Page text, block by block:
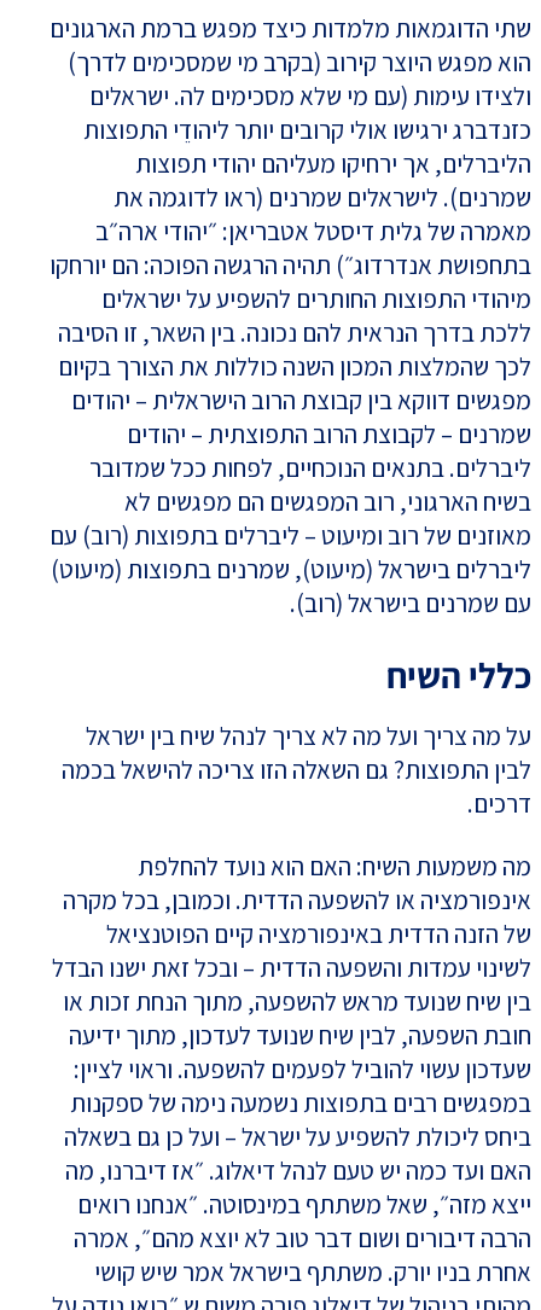
שתי הדוגמאות מלמדות כיצד מפגש ברמת הארגונים
הוא מפגש היוצר קירוב (בקרב מי שמסכימים לדרך)
ולצידו עימות (עם מי שלא מסכימים לה. ישראלים
כזנדברג ירגישו אולי קרובים יותר ליהודֵי התפוצות
הליברלים, אך ירחיקו מעליהם יהודי תפוצות
שמרנים). לישראלים שמרנים (ראו לדוגמה את
מאמרה של גלית דיסטל אטבריאן: ״יהודי ארה״ב
בתחפושת אנדרדוג״) תהיה הרגשה הפוכה: הם יורחקו
מיהודי התפוצות החותרים להשפיע על ישראלים
ללכת בדרך הנראית להם נכונה. בין השאר, זו הסיבה
לכך שהמלצות המכון השנה כוללות את הצורך בקיום
מפגשים דווקא בין קבוצת הרוב הישראלית – יהודים
שמרנים – לקבוצת הרוב התפוצתית – יהודים
ליברלים. בתנאים הנוכחיים, לפחות ככל שמדובר
בשיח הארגוני, רוב המפגשים הם מפגשים לא
מאוזנים של רוב ומיעוט – ליברלים בתפוצות (רוב) עם
ליברלים בישראל (מיעוט), שמרנים בתפוצות (מיעוט)
עם שמרנים בישראל (רוב).
כללי השיח
על מה צריך ועל מה לא צריך לנהל שיח בין ישראל
לבין התפוצות? גם השאלה הזו צריכה להישאל בכמה
דרכים.
מה משמעות השיח: האם הוא נועד להחלפת
אינפורמציה או להשפעה הדדית. וכמובן, בכל מקרה
של הזנה הדדית באינפורמציה קיים הפוטנציאל
לשינוי עמדות והשפעה הדדית – ובכל זאת ישנו הבדל
בין שיח שנועד מראש להשפעה, מתוך הנחת זכות או
חובת השפעה, לבין שיח שנועד לעדכון, מתוך ידיעה
שעדכון עשוי להוביל לפעמים להשפעה. וראוי לציין:
במפגשים רבים בתפוצות נשמעה נימה של ספקנות
ביחס ליכולת להשפיע על ישראל – ועל כן גם בשאלה
האם ועד כמה יש טעם לנהל דיאלוג. ״אז דיברנו, מה
ייצא מזה״, שאל משתתף במינסוטה. ״אנחנו רואים
הרבה דיבורים ושום דבר טוב לא יוצא מהם״, אמרה
אחרת בניו יורק. משתתף בישראל אמר שיש קושי